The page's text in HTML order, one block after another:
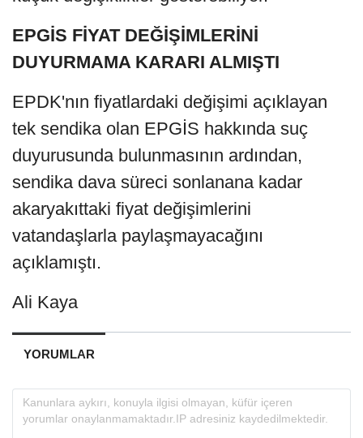
EPGİS FİYAT DEĞİŞİMLERİNİ
DUYURMAMA KARARI ALMIŞTI
EPDK'nın fiyatlardaki değişimi açıklayan
tek sendika olan EPGİS hakkında suç
duyurusunda bulunmasının ardından,
sendika dava süreci sonlanana kadar
akaryakıttaki fiyat değişimlerini
vatandaşlarla paylaşmayacağını
açıklamıştı.
Ali Kaya
YORUMLAR